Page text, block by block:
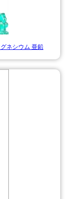
ネシウム 亜鉛